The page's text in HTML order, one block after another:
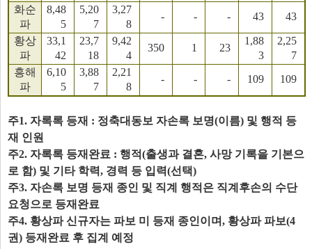
화순
파
8,48
5
5,20
7
3,27
8
- - - 43 43
황상
파
33,1
42
23,7
18
9,42
4
350 1 23
1,88
3
2,25
7
흥해
파
6,10
5
3,88
7
2,21
8
- - - 109 109
주1. 자록록 등재 : 정축대동보 자손록 보명(이름) 및 행적 등
재 인원
주2. 자록록 등재완료 : 행적(출생과 결혼, 사망 기록을 기본으
로 함) 및 기타 학력, 경력 등 입력(선택)
주3. 자손록 보명 등재 종인 및 직계 행적은 직계후손의 수단
요청으로 등재완료
주4. 황상파 신규자는 파보 미 등재 종인이며, 황상파 파보(4
권) 등재완료 후 집계 예정